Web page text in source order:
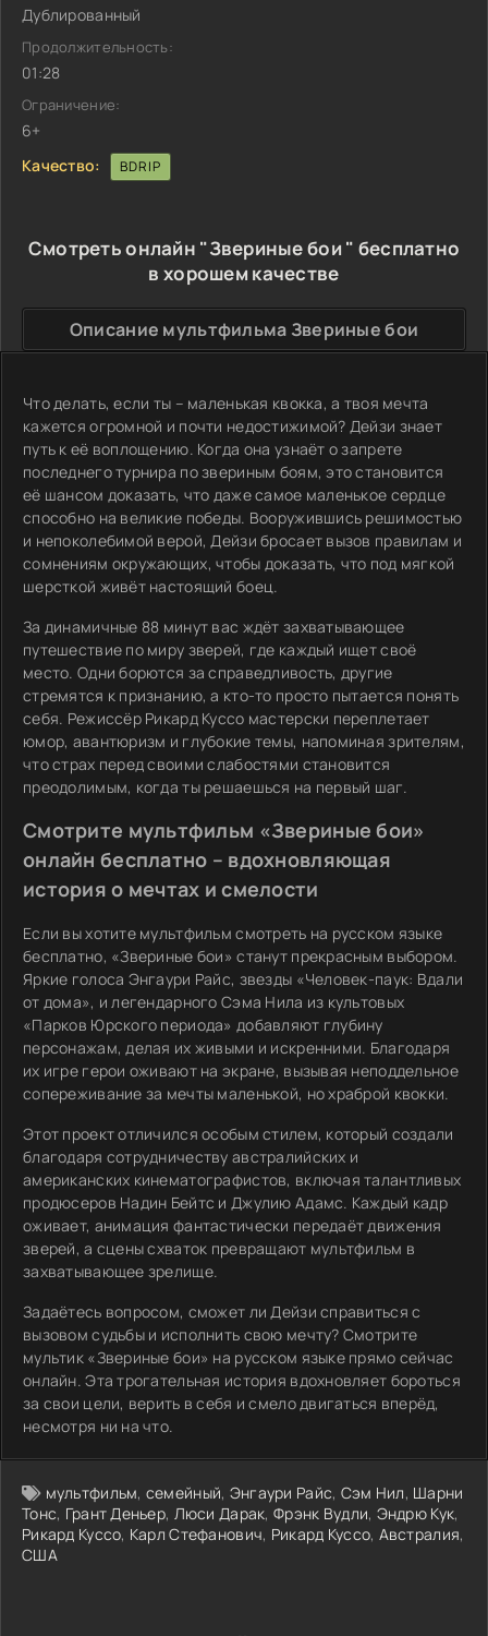
Дублированный
Продолжительность:
01:28
Ограничение:
6+
Качество:
BDRIP
Смотреть онлайн "Звериные бои " бесплатно
в хорошем качестве
Описание мультфильма Звериные бои
Что делать, если ты – маленькая квокка, а твоя мечта
кажется огромной и почти недостижимой? Дейзи знает
путь к её воплощению. Когда она узнаёт о запрете
последнего турнира по звериным боям, это становится
её шансом доказать, что даже самое маленькое сердце
способно на великие победы. Вооружившись решимостью
и непоколебимой верой, Дейзи бросает вызов правилам и
сомнениям окружающих, чтобы доказать, что под мягкой
шерсткой живёт настоящий боец.
За динамичные 88 минут вас ждёт захватывающее
путешествие по миру зверей, где каждый ищет своё
место. Одни борются за справедливость, другие
стремятся к признанию, а кто-то просто пытается понять
себя. Режиссёр Рикард Куссо мастерски переплетает
юмор, авантюризм и глубокие темы, напоминая зрителям,
что страх перед своими слабостями становится
преодолимым, когда ты решаешься на первый шаг.
Смотрите мультфильм «Звериные бои»
онлайн бесплатно – вдохновляющая
история о мечтах и смелости
Если вы хотите мультфильм смотреть на русском языке
бесплатно, «Звериные бои» станут прекрасным выбором.
Яркие голоса Энгаури Райс, звезды «Человек-паук: Вдали
от дома», и легендарного Сэма Нила из культовых
«Парков Юрского периода» добавляют глубину
персонажам, делая их живыми и искренними. Благодаря
их игре герои оживают на экране, вызывая неподдельное
сопереживание за мечты маленькой, но храброй квокки.
Этот проект отличился особым стилем, который создали
благодаря сотрудничеству австралийских и
американских кинематографистов, включая талантливых
продюсеров Надин Бейтс и Джулию Адамс. Каждый кадр
оживает, анимация фантастически передаёт движения
зверей, а сцены схваток превращают мультфильм в
захватывающее зрелище.
Задаётесь вопросом, сможет ли Дейзи справиться с
вызовом судьбы и исполнить свою мечту? Смотрите
мультик «Звериные бои» на русском языке прямо сейчас
онлайн. Эта трогательная история вдохновляет бороться
за свои цели, верить в себя и смело двигаться вперёд,
несмотря ни на что.
мультфильм, семейный, Энгаури Райс, Сэм Нил, Шарни
Тонс, Грант Деньер, Люси Дарак, Фрэнк Вудли, Эндрю Кук,
Рикард Куссо, Карл Стефанович, Рикард Куссо, Австралия,
США